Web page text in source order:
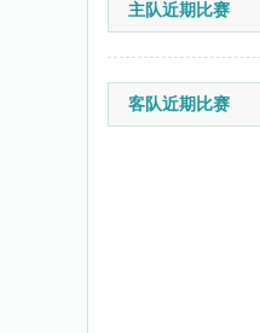
主队近期比赛
客队近期比赛